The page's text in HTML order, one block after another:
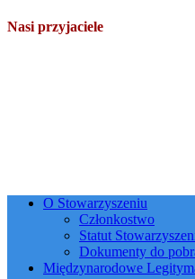
Nasi przyjaciele
O Stowarzyszeniu
Członkostwo
Statut
Dokumenty do
Międzynarodowe